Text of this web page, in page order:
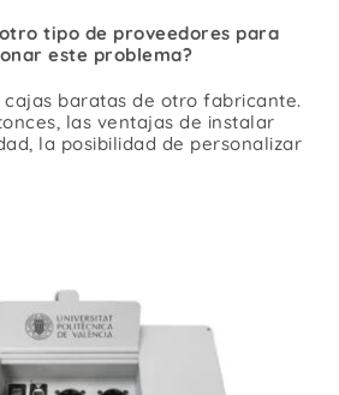
tipo de proveedores para
este problema?
baratas de otro fabricante.
las ventajas de instalar
la posibilidad de personalizar